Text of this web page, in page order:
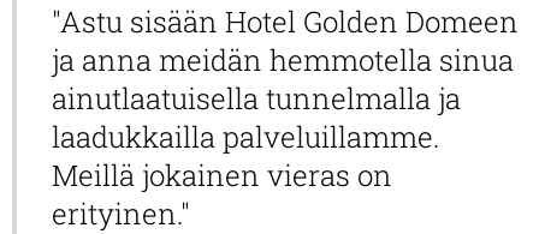
"Astu sisään Hotel Golden Domeen
ja anna meidän hemmotella sinua
ainutlaatuisella tunnelmalla ja
laadukkailla palveluillamme.
Meillä jokainen vieras on
erityinen."